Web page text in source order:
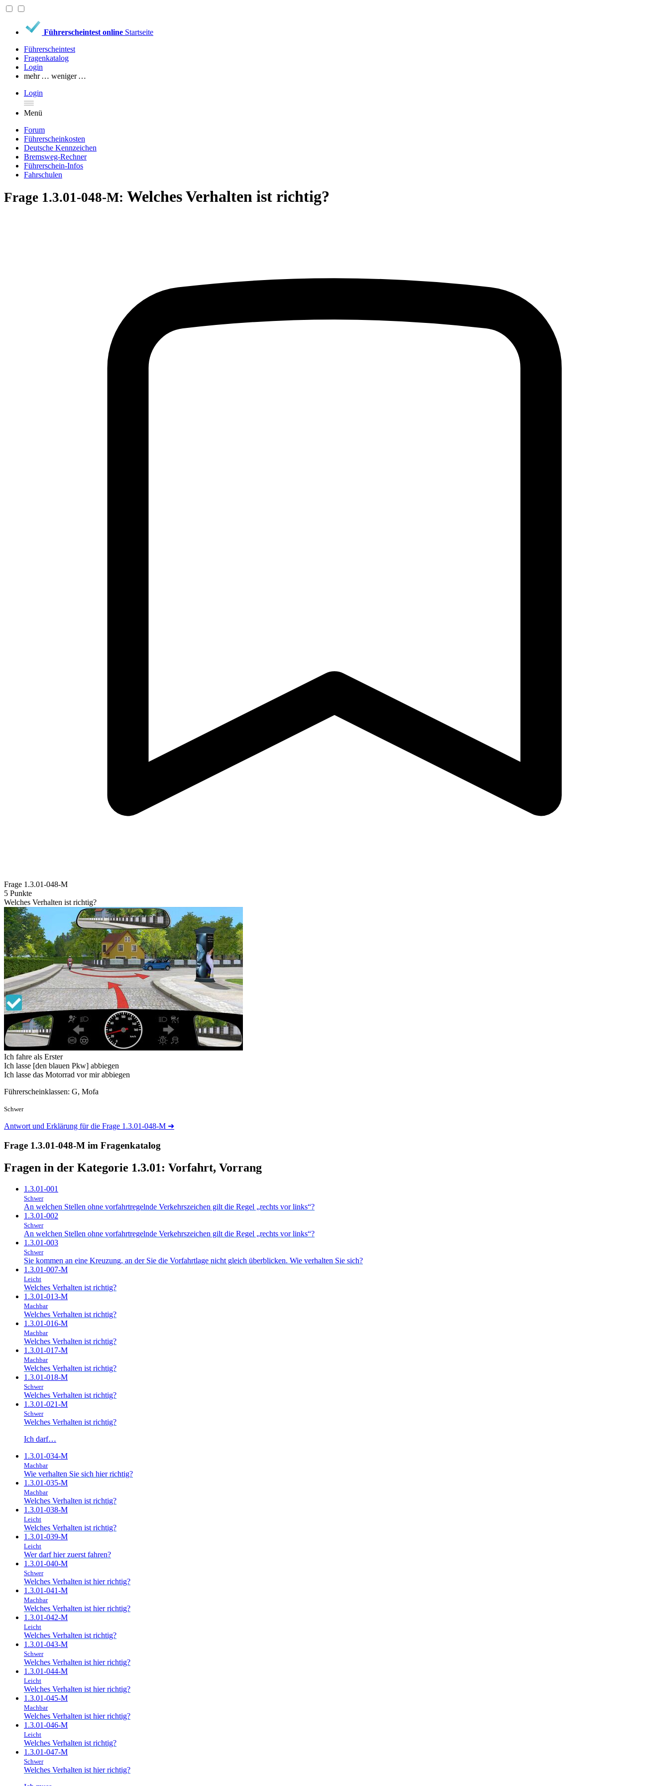
Führerscheintest online Startseite
Führerscheintest
Fragenkatalog
Login
mehr … weniger …
Login
Menü
Forum
Führerscheinkosten
Deutsche Kennzeichen
Bremsweg-Rechner
Führerschein-Infos
Fahrschulen
Frage 1.3.01-048-M: Welches Verhalten ist richtig?
Frage 1.3.01-048-M
5 Punkte
Welches Verhalten ist richtig?
Ich fahre als Erster
Ich lasse [den blauen Pkw] abbiegen
Ich lasse das Motorrad vor mir abbiegen
Führerscheinklassen: G, Mofa
Schwer
Antwort und Erklärung für die Frage 1.3.01-048-M ➜
Frage 1.3.01-048-M im Fragenkatalog
Fragen in der Kategorie 1.3.01: Vorfahrt, Vorrang
1.3.01-001
Schwer
An welchen Stellen ohne vorfahrtregelnde Verkehrszeichen gilt die Regel „rechts vor links“?
1.3.01-002
Schwer
An welchen Stellen ohne vorfahrtregelnde Verkehrszeichen gilt die Regel „rechts vor links“?
1.3.01-003
Schwer
Sie kommen an eine Kreuzung, an der Sie die Vorfahrtlage nicht gleich überblicken. Wie verhalten Sie sich?
1.3.01-007-M
Leicht
Welches Verhalten ist richtig?
1.3.01-013-M
Machbar
Welches Verhalten ist richtig?
1.3.01-016-M
Machbar
Welches Verhalten ist richtig?
1.3.01-017-M
Machbar
Welches Verhalten ist richtig?
1.3.01-018-M
Schwer
Welches Verhalten ist richtig?
1.3.01-021-M
Schwer
Welches Verhalten ist richtig?
Ich darf…
1.3.01-034-M
Machbar
Wie verhalten Sie sich hier richtig?
1.3.01-035-M
Machbar
Welches Verhalten ist richtig?
1.3.01-038-M
Leicht
Welches Verhalten ist richtig?
1.3.01-039-M
Leicht
Wer darf hier zuerst fahren?
1.3.01-040-M
Schwer
Welches Verhalten ist hier richtig?
1.3.01-041-M
Machbar
Welches Verhalten ist hier richtig?
1.3.01-042-M
Leicht
Welches Verhalten ist richtig?
1.3.01-043-M
Schwer
Welches Verhalten ist hier richtig?
1.3.01-044-M
Leicht
Welches Verhalten ist hier richtig?
1.3.01-045-M
Machbar
Welches Verhalten ist hier richtig?
1.3.01-046-M
Leicht
Welches Verhalten ist richtig?
1.3.01-047-M
Schwer
Welches Verhalten ist hier richtig?